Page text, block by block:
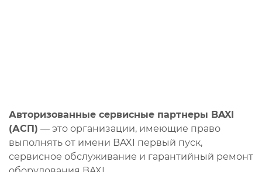
Авторизованные сервисные партнеры BAXI
(АСП) — это организации, имеющие право
выполнять от имени BAXI первый пуск,
сервисное обслуживание и гарантийный ремонт